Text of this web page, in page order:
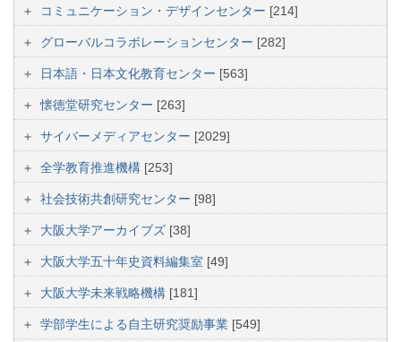
コミュニケーション・デザインセンター [214]
グローバルコラボレーションセンター [282]
日本語・日本文化教育センター [563]
懐徳堂研究センター [263]
サイバーメディアセンター [2029]
全学教育推進機構 [253]
社会技術共創研究センター [98]
大阪大学アーカイブズ [38]
大阪大学五十年史資料編集室 [49]
大阪大学未来戦略機構 [181]
学部学生による自主研究奨励事業 [549]